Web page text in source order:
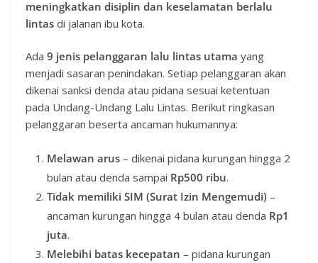
meningkatkan disiplin dan keselamatan berlalu
lintas di jalanan ibu kota.
Ada 9 jenis pelanggaran lalu lintas utama yang
menjadi sasaran penindakan. Setiap pelanggaran akan
dikenai sanksi denda atau pidana sesuai ketentuan
pada Undang-Undang Lalu Lintas. Berikut ringkasan
pelanggaran beserta ancaman hukumannya:
Melawan arus – dikenai pidana kurungan hingga 2
bulan atau denda sampai Rp500 ribu.
Tidak memiliki SIM (Surat Izin Mengemudi) –
ancaman kurungan hingga 4 bulan atau denda Rp1
juta.
Melebihi batas kecepatan – pidana kurungan